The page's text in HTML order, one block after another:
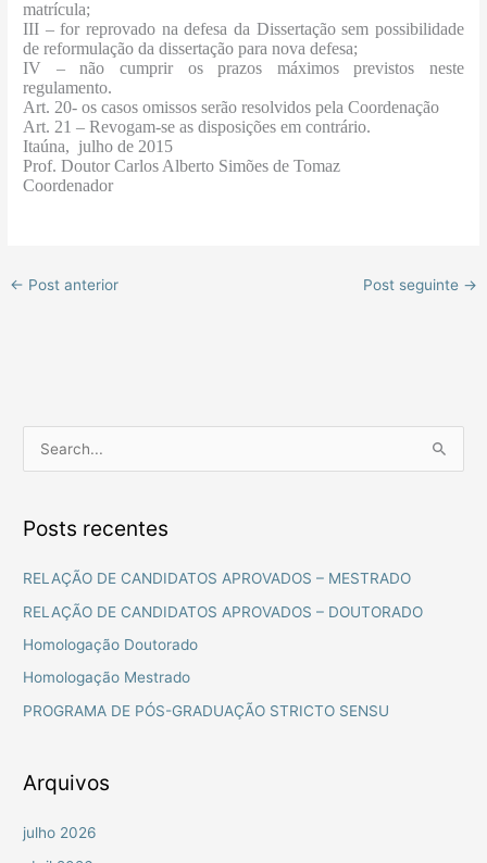
matrícula;
III – for reprovado na defesa da Dissertação sem possibilidade
de reformulação da dissertação para nova defesa;
IV – não cumprir os prazos máximos previstos neste
regulamento.
Art. 20- os casos omissos serão resolvidos pela Coordenação
Art. 21 – Revogam-se as disposições em contrário.
Itaúna, julho de 2015
Prof. Doutor Carlos Alberto Simões de Tomaz
Coordenador
← Post anterior Post seguinte →
q
u
r
p
r
Posts recentes
RELAÇÃO DE CANDIDATOS APROVADOS – MESTRADO
RELAÇÃO DE CANDIDATOS APROVADOS – DOUTORADO
Homologação Doutorado
Homologação Mestrado
PROGRAMA DE PÓS-GRADUAÇÃO STRICTO SENSU
Arquivos
julho 2026